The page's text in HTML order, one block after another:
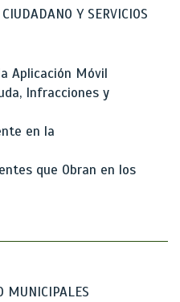
Y SERVICIOS
Aplicación Móvil
Infracciones y
en la
que Obran en los
MUNICIPALES